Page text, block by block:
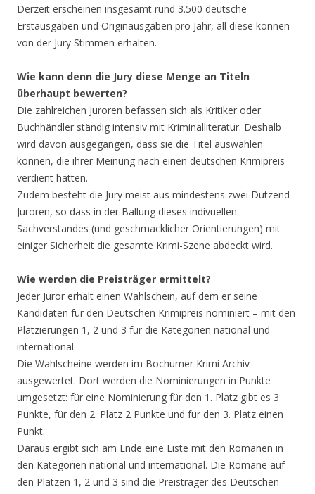
Derzeit erscheinen insgesamt rund 3.500 deutsche
Erstausgaben und Originausgaben pro Jahr, all diese können
von der Jury Stimmen erhalten.
Wie kann denn die Jury diese Menge an Titeln
überhaupt bewerten?
Die zahlreichen Juroren befassen sich als Kritiker oder
Buchhändler ständig intensiv mit Kriminalliteratur. Deshalb
wird davon ausgegangen, dass sie die Titel auswählen
können, die ihrer Meinung nach einen deutschen Krimipreis
verdient hätten.
Zudem besteht die Jury meist aus mindestens zwei Dutzend
Juroren, so dass in der Ballung dieses indivuellen
Sachverstandes (und geschmacklicher Orientierungen) mit
einiger Sicherheit die gesamte Krimi-Szene abdeckt wird.
Wie werden die Preisträger ermittelt?
Jeder Juror erhält einen Wahlschein, auf dem er seine
Kandidaten für den Deutschen Krimipreis nominiert – mit den
Platzierungen 1, 2 und 3 für die Kategorien national und
international.
Die Wahlscheine werden im Bochumer Krimi Archiv
ausgewertet. Dort werden die Nominierungen in Punkte
umgesetzt: für eine Nominierung für den 1. Platz gibt es 3
Punkte, für den 2. Platz 2 Punkte und für den 3. Platz einen
Punkt.
Daraus ergibt sich am Ende eine Liste mit den Romanen in
den Kategorien national und international. Die Romane auf
den Plätzen 1, 2 und 3 sind die Preisträger des Deutschen